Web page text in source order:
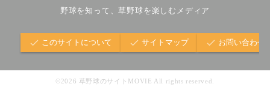
野球を知って、草野球を楽しむメディア
このサイトについて サイトマップ お問い合わせ
©2026 草野球のサイトMOVIE All rights reserved.